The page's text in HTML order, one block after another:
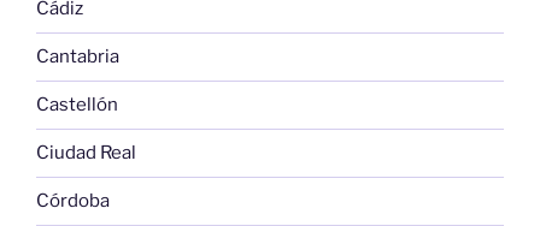
Cádiz
Cantabria
Castellón
Ciudad Real
Córdoba